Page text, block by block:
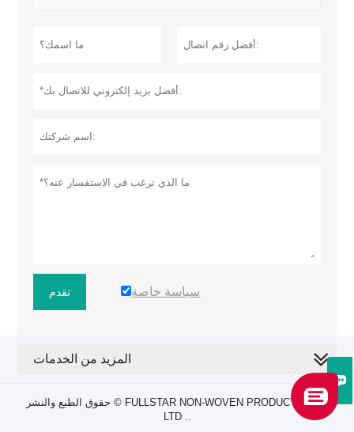

تقدم سياسة خاصة
المزيد من الخدمات
حقوق الطبع والنشر © FULLSTAR NON-WOVEN PRODUCTS CO.،
LTD ..